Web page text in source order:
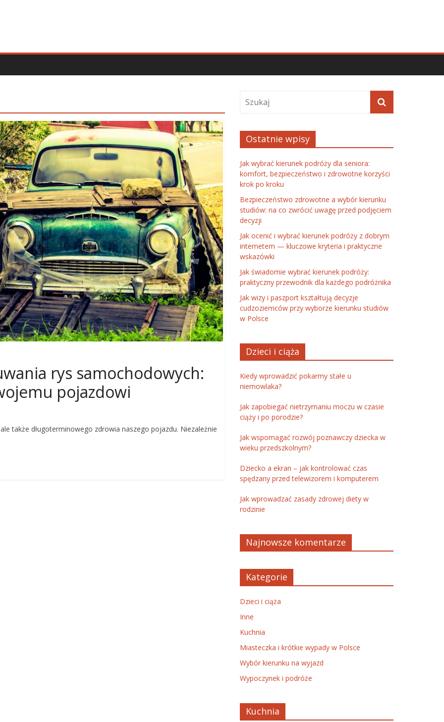
rys samochodowych:
pojazdowi
także długoterminowego zdrowia naszego pojazdu. Niezależnie
Ostatnie wpisy
Jak wybrać kierunek podróży dla seniora:
komfort, bezpieczeństwo i zdrowotne korzyści
krok po kroku
Bezpieczeństwo zdrowotne a wybór kierunku
studiów: na co zwrócić uwagę przed podjęciem
decyzji
Jak ocenić i wybrać kierunek podróży z dobrym
internetem — kluczowe kryteria i praktyczne
wskazówki
Jak świadomie wybrać kierunek podróży:
praktyczny przewodnik dla każdego podróżnika
Jak wizy i paszport kształtują decyzje
cudzoziemców przy wyborze kierunku studiów
w Polsce
Dzieci i ciąża
Kiedy wprowadzić pokarmy stałe u
niemowlaka?
Jak zapobiegać nietrzymaniu moczu w czasie
ciąży i po porodzie?
Jak wspomagać rozwój poznawczy dziecka w
wieku przedszkolnym?
Dziecko a ekran – jak kontrolować czas
spędzany przed telewizorem i komputerem
Jak wprowadzać zasady zdrowej diety w
rodzinie
Najnowsze komentarze
Kategorie
Dzieci i ciąża
Inne
Kuchnia
Miasteczka i krótkie wypady w Polsce
Wybór kierunku na wyjazd
Wypoczynek i podróże
Kuchnia